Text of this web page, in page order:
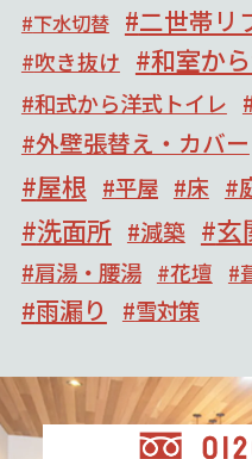
下水切替 二世帯リ
吹き抜け 和室か
和式から洋式トイレ
外壁張替え・カバー
屋根 平屋 床
洗面所 減築 玄
肩湯・腰湯 花壇
雨漏り 雪対策